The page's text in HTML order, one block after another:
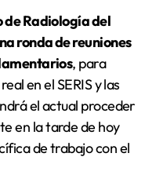
de Radiología del
ronda de reuniones
, para
en el SERIS y las
el actual proceder
en la tarde de hoy
de trabajo con el